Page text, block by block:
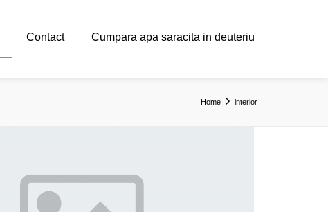
Contact Cumpara apa saracita in deuteriu
Home interior